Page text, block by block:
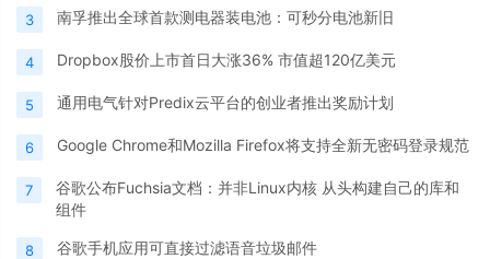
3 南孚推出全球首款测电器装电池：可秒分电池新旧
4 Dropbox股价上市首日大涨36% 市值超120亿美元
5 通用电气针对Predix云平台的创业者推出奖励计划
6 Google Chrome和Mozilla Firefox将支持全新无密码登录规范
7
谷歌公布Fuchsia文档：并非Linux内核 从头构建自己的库和
组件
8 谷歌手机应用可直接过滤语音垃圾邮件